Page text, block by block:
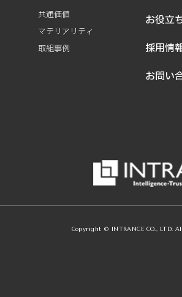
共通価値
マテリアリティ
取組事例
お役立
採用情
お問い
Copyright © INTRANCE CO., LTD.